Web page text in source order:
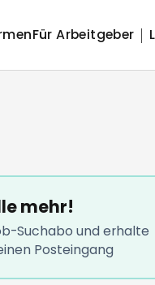
Für Arbeitgeber
mehr!
Suchabo und erhalte
Posteingang